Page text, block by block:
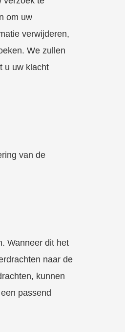
om uw
verwijderen,
We zullen
u uw klacht
van de
Wanneer dit het
naar de
kunnen
passend